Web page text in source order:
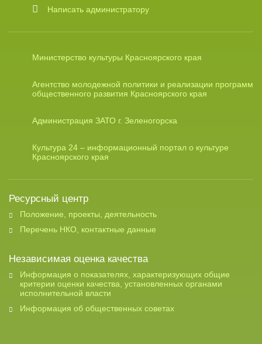
Написать администратору
Министерство культуры Красноярского края
Агентство молодежной политики и реализации программ
общественного развития Красноярского края
Администрация ЗАТО г. Зеленогорска
Культура 24 – информационный портал о культуре
Красноярского края
Ресурсный центр
Положение, проекты, деятельность
Перечень НКО, контактные данные
Независимая оценка качества
Информация о показателях, характеризующих общие
критерии оценки качества, установленных органами
исполнительной власти
Информация об общественных советах